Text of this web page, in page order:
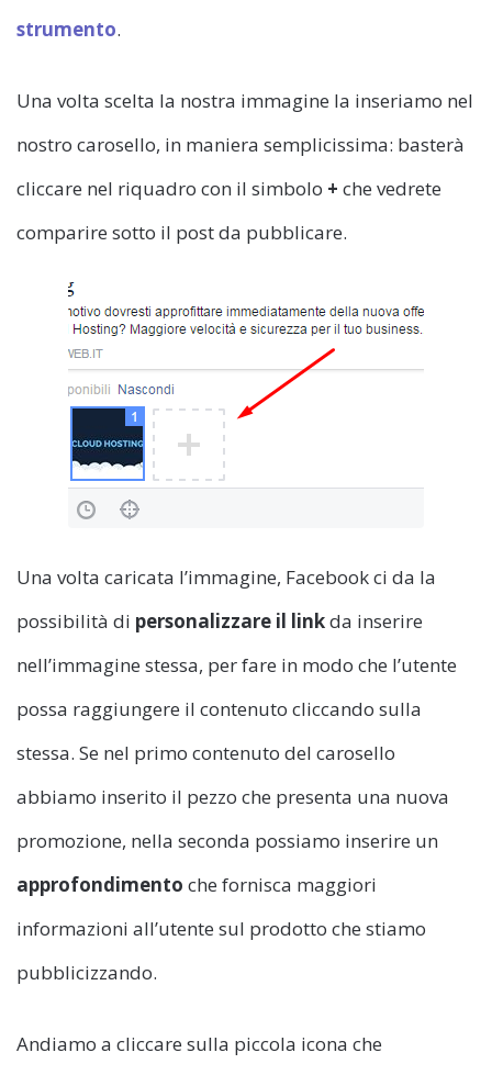
strumento.
Una volta scelta la nostra immagine la inseriamo nel
nostro carosello, in maniera semplicissima: basterà
cliccare nel riquadro con il simbolo + che vedrete
comparire sotto il post da pubblicare.
Una volta caricata l’immagine, Facebook ci da la
possibilità di personalizzare il linkda inserire
nell’immagine stessa, per fare in modo che l’utente
possa raggiungere il contenuto cliccando sulla
stessa. Se nel primo contenuto del carosello
abbiamo inserito il pezzo che presenta una nuova
promozione, nella seconda possiamo inserire un
approfondimento che fornisca maggiori
informazioni all’utente sul prodotto che stiamo
pubblicizzando.
Andiamo a cliccare sulla piccola icona che